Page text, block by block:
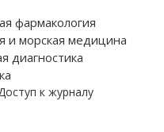
фармакология
и морская медицина
диагностика
к журналу